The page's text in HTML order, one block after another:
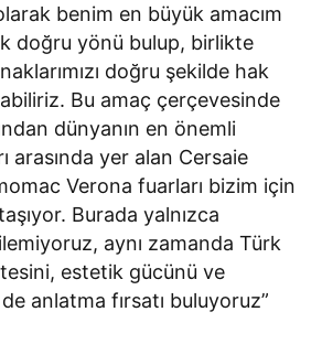
benim en büyük amacım
doğru yönü bulup, birlikte
doğru şekilde hak
Bu amaç çerçevesinde
dünyanın en önemli
arasında yer alan Cersaie
Verona fuarları bizim için
Burada yalnızca
aynı zamanda Türk
estetik gücünü ve
anlatma fırsatı buluyoruz”